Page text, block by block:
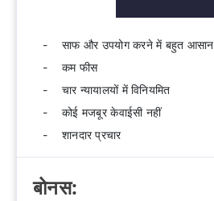
साफ और उपयोग करने में बहुत आसान
कम फीस
चार न्यायालयों में विनियमित
कोई मजबूर केवाईसी नहीं
शानदार प्रचार
बोनस: